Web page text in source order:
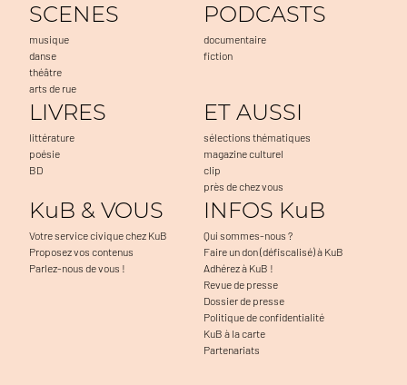
SCENES
musique
danse
théâtre
arts de rue
PODCASTS
documentaire
fiction
LIVRES
littérature
poésie
BD
ET AUSSI
sélections thématiques
magazine culturel
clip
près de chez vous
KuB & VOUS
Votre service civique chez KuB
Proposez vos contenus
Parlez-nous de vous !
INFOS KuB
Qui sommes-nous ?
Faire un don (défiscalisé) à KuB
Adhérez à KuB !
Revue de presse
Dossier de presse
Politique de confidentialité
KuB à la carte
Partenariats